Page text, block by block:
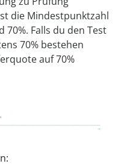
die Mindestpunktzahl
70%. Falls du den Test
70% bestehen
auf 70%